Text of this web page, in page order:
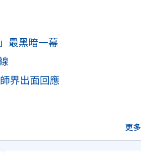
最黑暗一幕
界出面回應
更多